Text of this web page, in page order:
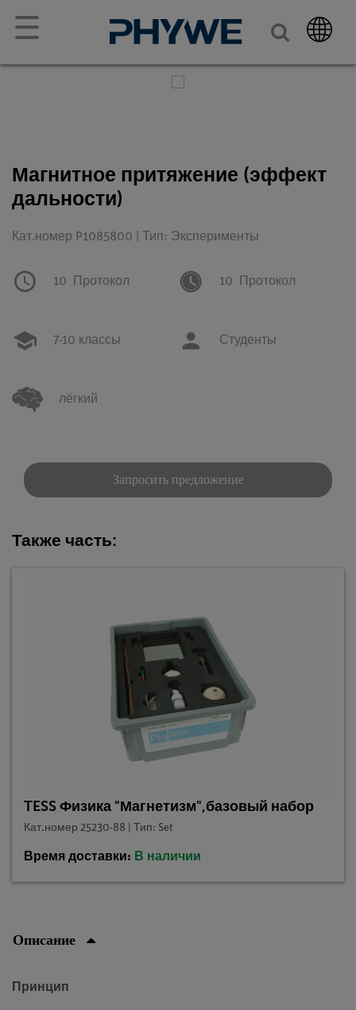
☰
Магнитное притяжение (эффект
дальности)
Кат.номер P1085800 | Тип: Эксперименты
10 Протокол 10 Протокол
7-10 классы Студенты
лёгкий
Запросить предложение
Также часть:
TESS Физика "Магнетизм",базовый набор
Кат.номер 25230-88 | Тип: Set
Время доставки: В наличии
Описание
Принцип